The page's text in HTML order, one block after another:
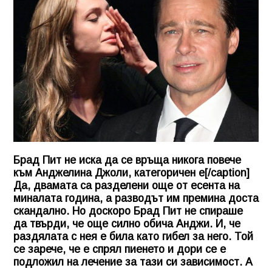
Брад Пит не иска да се връща никога повече
към Анджелина Джоли, категоричен е[/caption]
Да, двамата са разделени още от есента на
миналата година, а разводът им премина доста
скандално. Но доскоро Брад Пит не спираше
да твърди, че още силно обича Анджи. И, че
раздялата с нея е била като гибел за него. Той
се зарече, че е спрял пиенето и дори се е
подложил на лечение за тази си зависимост. А